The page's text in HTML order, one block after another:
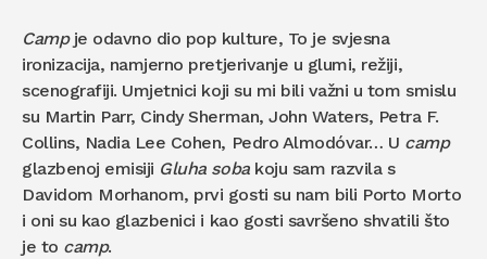
Campje odavno dio pop kulture, To je svjesna
ironizacija, namjerno pretjerivanje u glumi, režiji,
scenografiji. Umjetnici koji su mi bili važni u tom smislu
su Martin Parr, Cindy Sherman, John Waters, Petra F.
Collins, Nadia Lee Cohen, Pedro Almodóvar… U camp
glazbenoj emisiji Gluha sobakoju sam razvila s
Davidom Morhanom, prvi gosti su nam bili Porto Morto
i oni su kao glazbenici i kao gosti savršeno shvatili što
je to camp.